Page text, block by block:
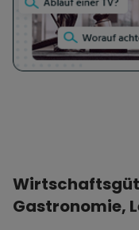
Gastronomie,